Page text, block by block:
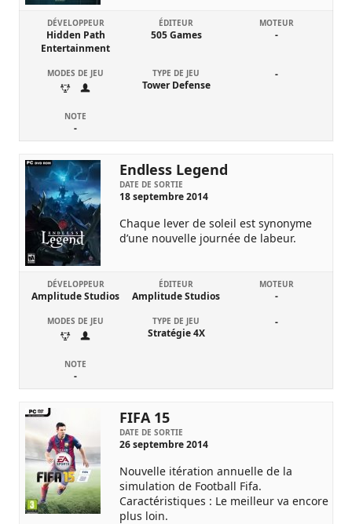
DÉVELOPPEUR
Hidden Path
Entertainment
ÉDITEUR
505 Games
MOTEUR
-
MODES DE JEU TYPE DE JEU
Tower Defense
-
NOTE
-
Endless Legend
DATE DE SORTIE
18 septembre 2014
Chaque lever de soleil est synonyme
d’une nouvelle journée de labeur.
DÉVELOPPEUR
Amplitude Studios
ÉDITEUR
Amplitude Studios
MOTEUR
-
MODES DE JEU TYPE DE JEU
Stratégie 4X
-
NOTE
-
FIFA 15
DATE DE SORTIE
26 septembre 2014
Nouvelle itération annuelle de la
simulation de Football Fifa.
Caractéristiques : Le meilleur va encore
plus loin.